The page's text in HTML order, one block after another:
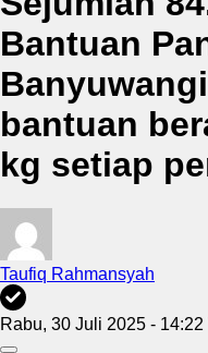
Bantuan
bantuan
kg setiap
Taufiq Rahmansyah
Rabu, 30 Juli 2025 - 14:22